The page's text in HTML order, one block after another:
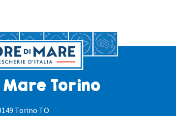
Torino
Torino TO